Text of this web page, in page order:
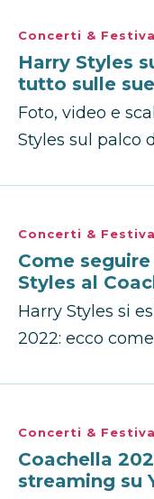
Concerti &
Harry Styles
tutto sulle
Foto, video e
Styles sul palco
Concerti &
Come
Styles al
Harry Styles si
2022: ecco
Concerti &
Coachella
streaming su